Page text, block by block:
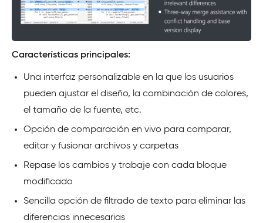
Características principales:
Una interfaz personalizable en la que los usuarios
pueden ajustar el diseño, la combinación de colores,
el tamaño de la fuente, etc.
Opción de comparación en vivo para comparar,
editar y fusionar archivos y carpetas
Repase los cambios y trabaje con cada bloque
modificado
Sencilla opción de filtrado de texto para eliminar las
diferencias innecesarias